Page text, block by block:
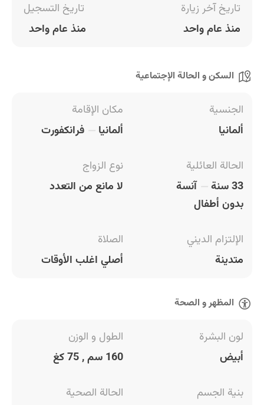
تاريخ آخر زيارة
منذ عام واحد
تاريخ التسجيل
منذ عام واحد
السكن و الحالة الإجتماعية
الجنسية
ألمانيا
مكان الإقامة
ألمانيا
فرانكفورت
الحالة العائلية
33 سنة
آنسة
بدون أطفال
نوع الزواج
لا مانع من التعدد
الإلتزام الديني
متدينة
الصلاة
أصلي اغلب الأوقات
المظهر و الصحة
لون البشرة
أبيض
الطول و الوزن
160 سم , 75 كغ
بنية الجسم
الحالة الصحية